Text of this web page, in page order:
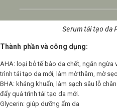
Serum tái tạo da
Thành phần và công dụng:
AHA: loại bỏ tế bào da chết, ngăn ngừa
trình tái tạo da mới, làm mờ thâm, mờ
BHA: kháng khuẩn, làm sạch sâu lỗ
đẩy quá trình tái tạo da mới.
Glycerin: giúp dưỡng ẩm da